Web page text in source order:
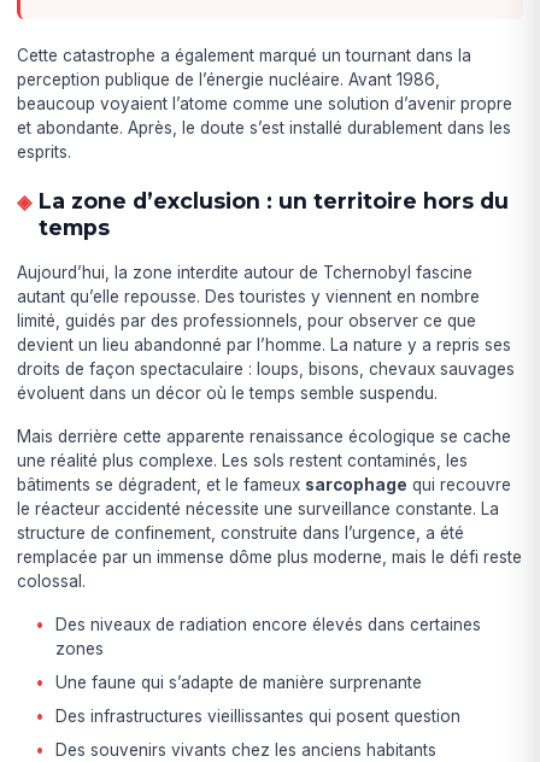
Cette catastrophe a également marqué un tournant dans la
perception publique de l’énergie nucléaire. Avant 1986,
beaucoup voyaient l’atome comme une solution d’avenir propre
et abondante. Après, le doute s’est installé durablement dans les
esprits.
La zone d’exclusion : un territoire hors du
temps
Aujourd’hui, la zone interdite autour de Tchernobyl fascine
autant qu’elle repousse. Des touristes y viennent en nombre
limité, guidés par des professionnels, pour observer ce que
devient un lieu abandonné par l’homme. La nature y a repris ses
droits de façon spectaculaire : loups, bisons, chevaux sauvages
évoluent dans un décor où le temps semble suspendu.
Mais derrière cette apparente renaissance écologique se cache
une réalité plus complexe. Les sols restent contaminés, les
bâtiments se dégradent, et le fameux sarcophage qui recouvre
le réacteur accidenté nécessite une surveillance constante. La
structure de confinement, construite dans l’urgence, a été
remplacée par un immense dôme plus moderne, mais le défi reste
colossal.
Des niveaux de radiation encore élevés dans certaines
zones
Une faune qui s’adapte de manière surprenante
Des infrastructures vieillissantes qui posent question
Des souvenirs vivants chez les anciens habitants